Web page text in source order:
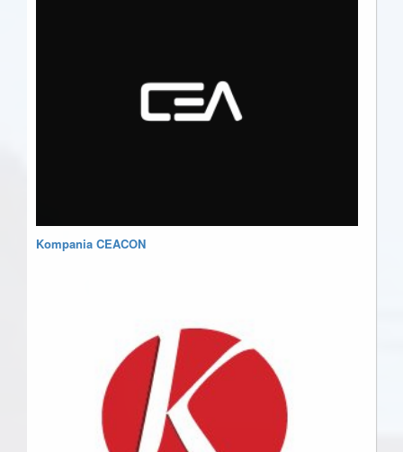
Kompania CEACON